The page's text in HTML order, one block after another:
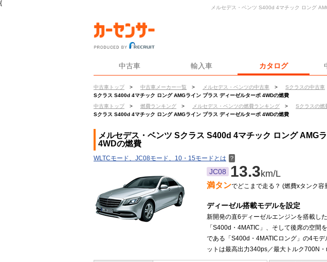
{
中古車 輸入車 カタログ
中古車トップ > 中古車メーカー一覧 > メルセデス・ベンツの中古車 > Sクラスの中古車
Sクラス S400d 4マチック ロング AMGライン プラス ディーゼルターボ 4WDの燃費
中古車トップ
> 燃費ランキング > メルセデス・ベンツの燃費ランキング > Sクラスの燃
Sクラス S400d 4マチック ロング AMGライン プラス ディーゼルターボ 4WDの燃費
メルセデス・ベンツ S400d 4マチック ロング
メルセデス・ベンツ Sクラス S400d 4マチック ロング AMG
4WDの燃費
WLTCモード、JC08モード、10・15モードとは ？
JC08 13.3km/L
満タンでどこまで走る？ (燃費xタンク容
ディーゼル搭載モデルを設定
新開発の直6ディーゼルエンジンを搭載し
「S400d・4MATIC」、そして後席の空
である「S400d・4MATICロング」の4モ
ットは最高出力340ps／最大トルク700N・